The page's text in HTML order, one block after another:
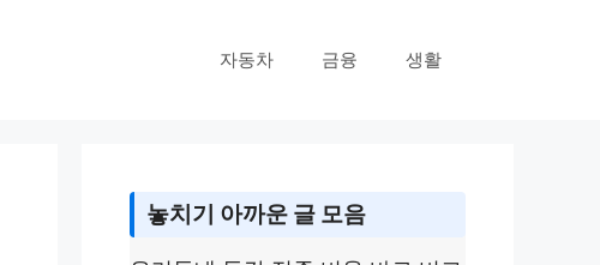
자동차 금융 생활
놓치기 아까운 글 모음